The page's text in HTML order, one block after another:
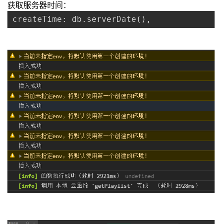
获取服务器时间：
createTime: db.serverDate(),